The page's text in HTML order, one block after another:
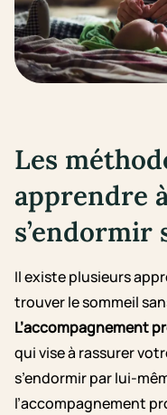
Les
apprendre
s’endormir
Il existe plusieurs
trouver le sommeil
L’accompagnement
qui vise à rassurer
s’endormir par lui-
l’accompagnement